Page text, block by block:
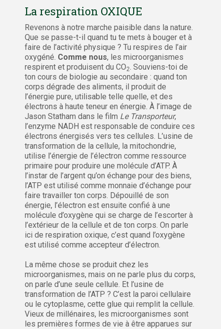
La respiration OXIQUE
Revenons à notre marche paisible dans la nature.
Que se passe-t-il quand tu te mets à bouger et à
faire de l’activité physique ? Tu respires de l’air
oxygéné. Comme nous, les microorganismes
respirent et produisent du CO2 . Souviens-toi de
ton cours de biologie au secondaire : quand ton
corps dégrade des aliments, il produit de
l’énergie pure, utilisable telle quelle, et des
électrons à haute teneur en énergie. À l’image de
Jason Statham dans le film Le Transporteur,
l’enzyme NADH est responsable de conduire ces
électrons énergisés vers tes cellules. L’usine de
transformation de la cellule, la mitochondrie,
utilise l’énergie de l’électron comme ressource
primaire pour produire une molécule d’ATP. À
l’instar de l’argent qu’on échange pour des biens,
l’ATP est utilisé comme monnaie d’échange pour
faire travailler ton corps. Dépouillé de son
énergie, l’électron est ensuite confié à une
molécule d’oxygène qui se charge de l’escorter à
l’extérieur de la cellule et de ton corps. On parle
ici de respiration oxique, c’est quand l’oxygène
est utilisé comme accepteur d’électron.
La même chose se produit chez les
microorganismes, mais on ne parle plus du corps,
on parle d’une seule cellule. Et l’usine de
transformation de l’ATP ? C’est la paroi cellulaire
ou le cytoplasme, cette glue qui remplit la cellule.
Vieux de millénaires, les microorganismes sont
les premières formes de vie à être apparues sur